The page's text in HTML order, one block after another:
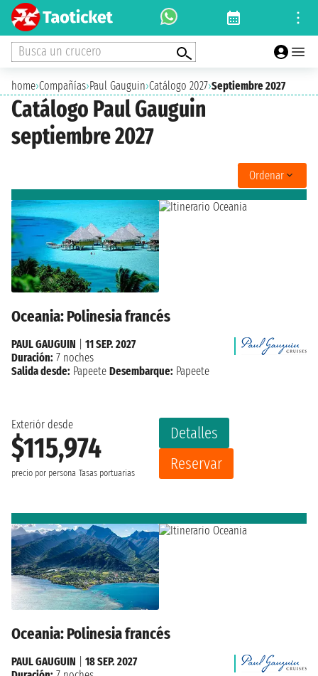
Busca un crucero
home›Compañías›Paul Gauguin›Catálogo 2027›Septiembre 2027
Catálogo Paul Gauguin
septiembre 2027
Ordenar
Oceania: Polinesia francés
Exteriór desde
$115,974
precio por persona Tasas portuarias
Detalles
Reservar
PAUL GAUGUIN
11 SEP. 2027
Duración: 7 noches
Salida desde: Papeete Desembarque: Papeete
Oceania: Polinesia francés
PAUL GAUGUIN
18 SEP. 2027